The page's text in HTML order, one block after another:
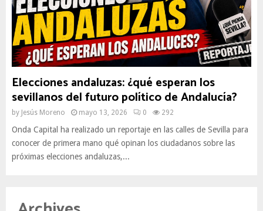
Elecciones andaluzas: ¿qué esperan los
sevillanos del futuro político de Andalucía?
by Jesús Moreno mayo 13, 2026 0 292
Onda Capital ha realizado un reportaje en las calles de Sevilla para
conocer de primera mano qué opinan los ciudadanos sobre las
próximas elecciones andaluzas,...